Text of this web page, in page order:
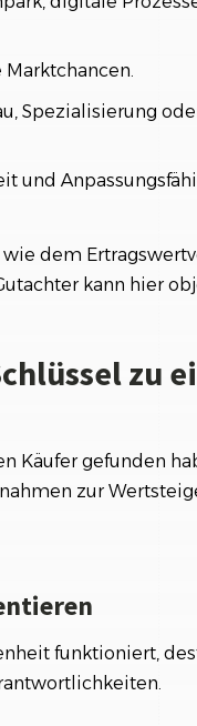
Spezialisierung
und
dem
kann hier
zu
Käufer gefunden
zur
funktioniert,